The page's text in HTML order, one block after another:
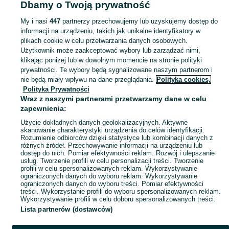
Ozdoby okolicznościowe - Małopolskie
Ozdoby okolicznościowe - Skawina
KATEGORIA
Zobacz
Mapa kategorii
Mapa miejscowości
Mapa ministron
Popularne wyszukiwania
Dbamy o Twoją prywatność
My i nasi 447partnerzy przechowujemy lub uzyskujemy dostęp do
informacji na urządzeniu, takich jak unikalne identyfikatory w
plikach cookie w celu przetwarzania danych osobowych.
Użytkownik może zaakceptować wybory lub zarządzać nimi,
klikając poniżej lub w dowolnym momencie na stronie polityki
prywatności. Te wybory będą sygnalizowane naszym partnerom i
nie będą miały wpływu na dane przeglądania. Polityka cookies,
Polityka Prywatności
Wraz z naszymi partnerami przetwarzamy dane w celu
zapewnienia:
Użycie dokładnych danych geolokalizacyjnych. Aktywne
skanowanie charakterystyki urządzenia do celów identyfikacji.
Rozumienie odbiorców dzięki statystyce lub kombinacji danych z
różnych źródeł. Przechowywanie informacji na urządzeniu lub
dostęp do nich. Pomiar efektywności reklam. Rozwój i ulepszanie
usług. Tworzenie profili w celu personalizacji treści. Tworzenie
profili w celu spersonalizowanych reklam. Wykorzystywanie
ograniczonych danych do wyboru reklam. Wykorzystywanie
ograniczonych danych do wyboru treści. Pomiar efektywności
treści. Wykorzystanie profili do wyboru spersonalizowanych reklam.
Wykorzystywanie profili w celu doboru spersonalizowanych treści.
Lista partnerów (dostawców)